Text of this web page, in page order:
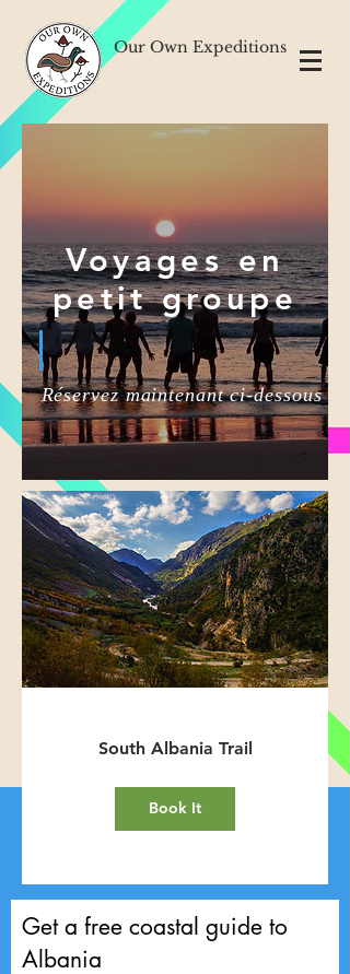
Our Own Expeditions
Voyages en
petit groupe
Réservez maintenant ci-dessous
South Albania Trail
Book It
Get a free coastal guide to
Albania